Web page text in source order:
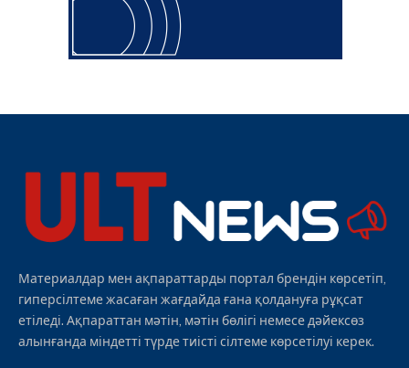
Материалдар мен ақпараттарды портал брендін көрсетіп,
гиперсілтеме жасаған жағдайда ғана қолдануға рұқсат
етіледі. Ақпараттан мәтін, мәтін бөлігі немесе дәйексөз
алынғанда міндетті түрде тиісті сілтеме көрсетілуі керек.